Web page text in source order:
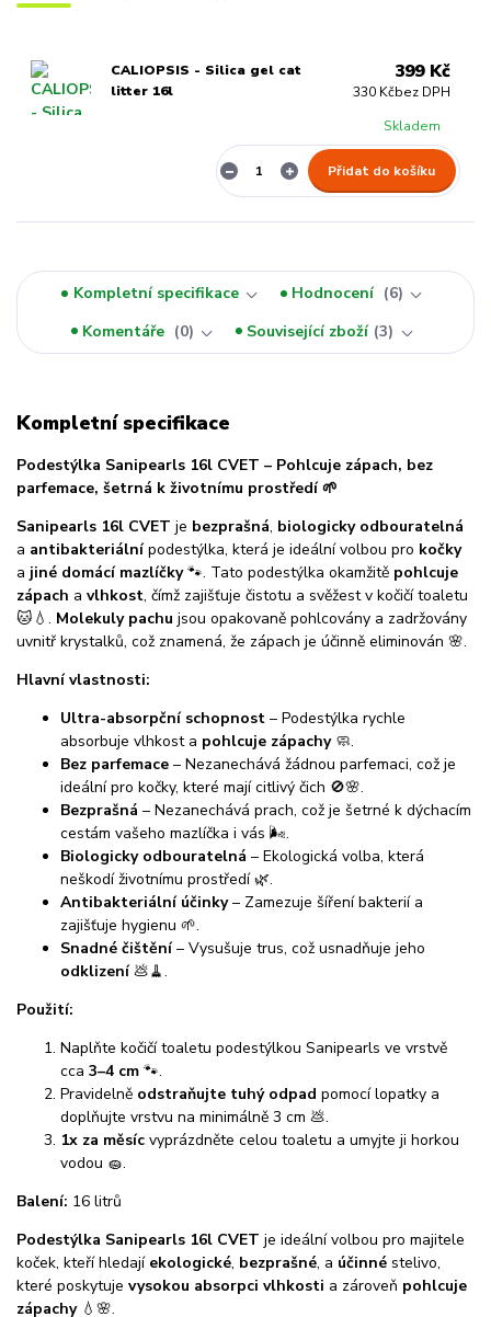
CALIOPSIS - Silica gel cat
litter 16l
399 Kč
330 Kčbez DPH
Skladem
Přidat do košíku
Kompletní specifikace Hodnocení
6
Komentáře
0 Související zboží 3
Kompletní specifikace
Podestýlka Sanipearls 16l CVET – Pohlcuje zápach, bez
parfemace, šetrná k životnímu prostředí 🌱
Sanipearls 16l CVET je bezprašná, biologicky odbouratelná
a antibakteriálnípodestýlka, která je ideální volbou pro kočky
a jiné domácí mazlíčky🐾. Tato podestýlka okamžitě pohlcuje
zápach a vlhkost, čímž zajišťuje čistotu a svěžest v kočičí toaletu
🐱💧. Molekuly pachu jsou opakovaně pohlcovány a zadržovány
uvnitř krystalků, což znamená, že zápach je účinně eliminován 🌸.
Hlavní vlastnosti:
Ultra-absorpční schopnost – Podestýlka rychle
absorbuje vlhkost a pohlcuje zápachy🧼.
Bez parfemace – Nezanechává žádnou parfemaci, což je
ideální pro kočky, které mají citlivý čich 🚫🌸.
Bezprašná – Nezanechává prach, což je šetrné k dýchacím
cestám vašeho mazlíčka i vás 🌬️.
Biologicky odbouratelná – Ekologická volba, která
neškodí životnímu prostředí 🌿.
Antibakteriální účinky– Zamezuje šíření bakterií a
zajišťuje hygienu 🌱.
Snadné čištění– Vysušuje trus, což usnadňuje jeho
odklizení💩🧹.
Použití:
Naplňte kočičí toaletu podestýlkou Sanipearls ve vrstvě
cca 3–4 cm 🐾.
Pravidelně odstraňujte tuhý odpad pomocí lopatky a
doplňujte vrstvu na minimálně 3 cm 💩.
1x za měsíc vyprázdněte celou toaletu a umyjte ji horkou
vodou 🧽.
Balení: 16 litrů
Podestýlka Sanipearls 16l CVET je ideální volbou pro majitele
koček, kteří hledají ekologické, bezprašné, a účinné stelivo,
které poskytuje vysokou absorpci vlhkosti a zároveň pohlcuje
zápachy💧🌸.